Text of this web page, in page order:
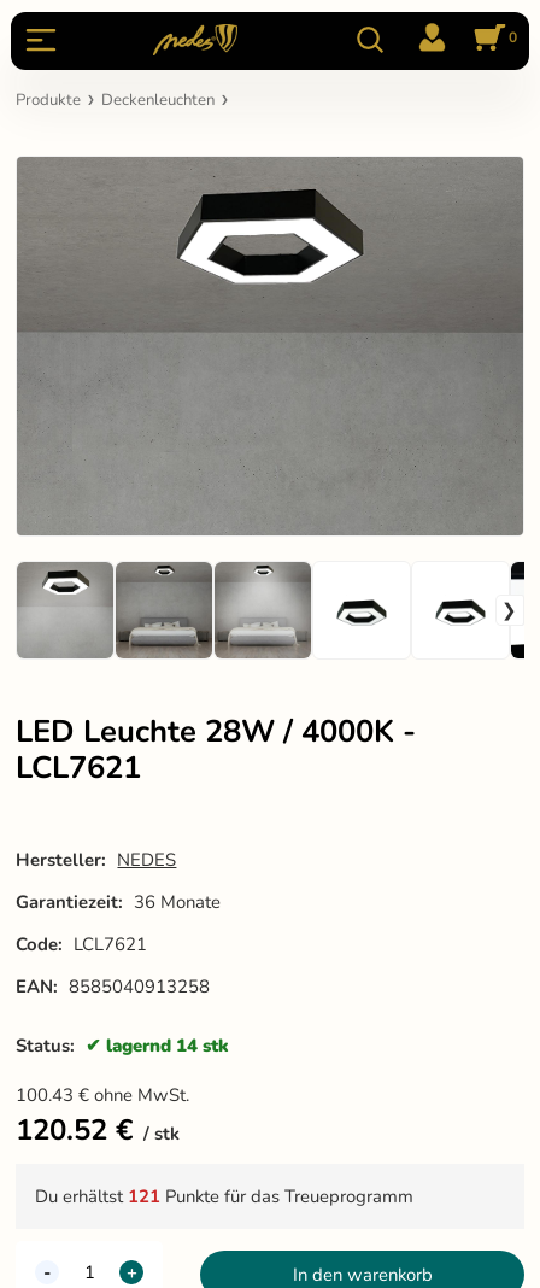
0
Produkte Deckenleuchten
LED Leuchte 28W / 4000K -
LCL7621
Hersteller: NEDES
Garantiezeit: 36 Monate
Code: LCL7621
EAN: 8585040913258
Status: lagernd 14 stk
100.43 €ohne MwSt.
120.52 € stk
Du erhältst 121 Punkte für das Treueprogramm